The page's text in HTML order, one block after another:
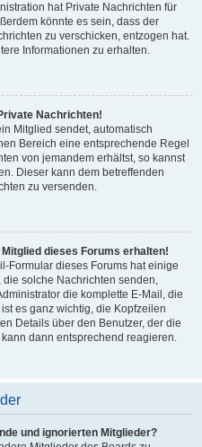
hat Private Nachrichten für
könnte es sein, dass der
zu verschicken, entzogen hat.
Informationen zu erhalten.
Nachrichten!
Mitglied sendet, automatisch
Bereich eine entsprechende Regel
von jemandem erhältst, so kannst
Dieser kann dem betreffenden
zu versenden.
dieses Forums erhalten!
Formular dieses Forums hat einige
solche Nachrichten senden,
die komplette E-Mail, die
es ganz wichtig, die Kopfzeilen
Details über den Benutzer, der die
dann entsprechend reagieren.
und ignorierten Mitglieder?